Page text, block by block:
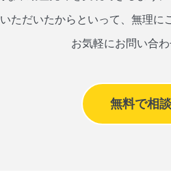
ただいたからといって、無理に
お気軽にお問い合わ
無料で相